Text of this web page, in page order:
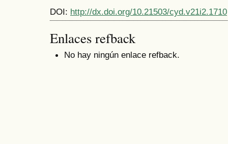
DOI: http://dx.doi.org/10.21503/cyd.v21i2.1710
Enlaces refback
No hay ningún enlace refback.